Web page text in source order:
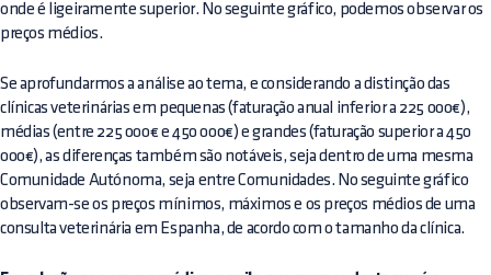
onde é ligeiramente superior. No seguinte gráfico, podemos observar os
preços médios.
Se aprofundarmos a análise ao tema, e considerando a distinção das
clínicas veterinárias em pequenas (faturação anual inferior a 225 000€),
médias (entre 225 000€ e 450 000€) e grandes (faturação superior a 450
000€), as diferenças também são notáveis, seja dentro de uma mesma
Comunidade Autónoma, seja entre Comunidades. No seguinte gráfico
observam-se os preços mínimos, máximos e os preços médios de uma
consulta veterinária em Espanha, de acordo com o tamanho da clínica.